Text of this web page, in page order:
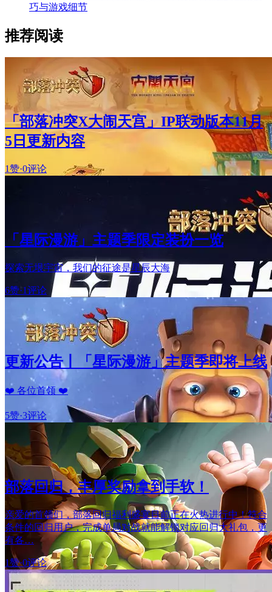
巧与游戏细节
推荐阅读
「部落冲突X大闹天宫」IP联动版本11月
5日更新内容
1赞·0评论
「星际漫游」主题季限定装扮一览
探索无垠宇宙，我们的征途是星辰大海
6赞·1评论
更新公告丨「星际漫游」主题季即将上线
❤️ 各位首领 ❤️
5赞·3评论
部落回归，丰厚奖励拿到手软！
亲爱的首领们，部落回归福利盛宴目前正在火热进行中！符合
条件的回归用户，完成单局对战就能解锁对应回归大礼包，更
有各…
1赞·0评论